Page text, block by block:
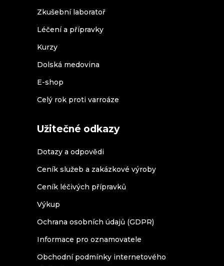
Zkušební laboratoř
Léčení a přípravky
Kurzy
Dolská medovina
E-shop
Celý rok proti varroáze
Užitečné odkazy
Dotazy a odpovědi
Ceník služeb a zakázkové výroby
Ceník léčivých přípravků
Výkup
Ochrana osobních údajů (GDPR)
Informace pro oznamovatele
Obchodní podmínky internetového